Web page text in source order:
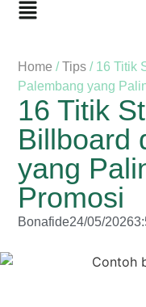
Home /Tips / 16 Titik
Palembang yang
16 Titik
Billboard
yang
Promosi
Bonafide24/05/2026